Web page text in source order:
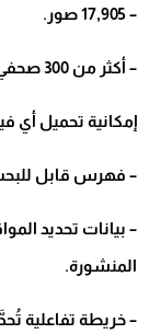
– 17,905 صور.
– أكثر من 300 صحفي ومصدر ميداني جُمعت منهم المواد. –
إمكانية تحميل
– فهرس قابل
المنشورة.
– خريطة تفاعلية